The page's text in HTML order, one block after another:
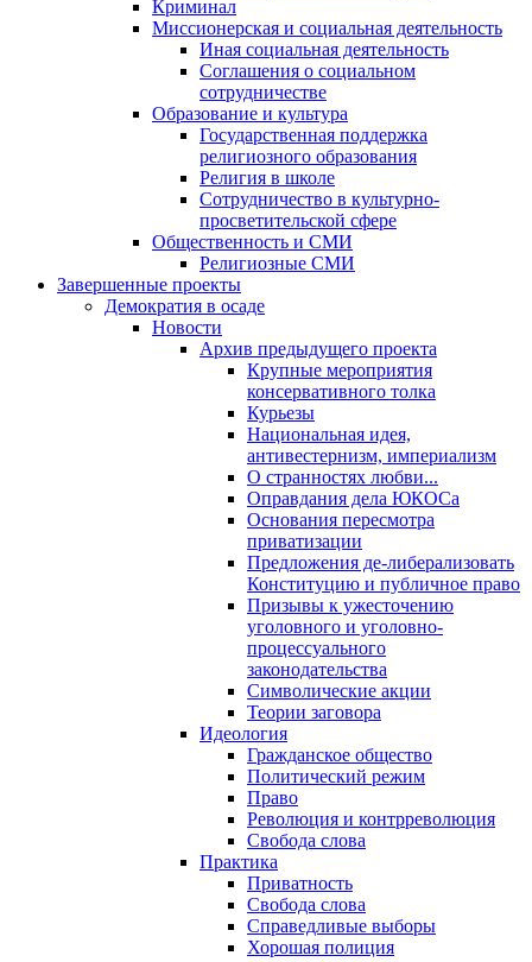
Криминал
Миссионерская и социальная деятельность
Иная социальная деятельность
Соглашения о социальном
сотрудничестве
Образование и культура
Государственная поддержка
религиозного образования
Религия в школе
Сотрудничество в культурно-
просветительской сфере
Общественность и СМИ
Религиозные СМИ
Завершенные проекты
Демократия в осаде
Новости
Архив предыдущего проекта
Крупные мероприятия
консервативного толка
Курьезы
Национальная идея,
антивестернизм, империализм
О странностях любви...
Оправдания дела ЮКОСа
Основания пересмотра
приватизации
Предложения де-либерализовать
Конституцию и публичное право
Призывы к ужесточению
уголовного и уголовно-
процессуального
законодательства
Символические акции
Теории заговора
Идеология
Гражданское общество
Политический режим
Право
Революция и контрреволюция
Свобода слова
Практика
Приватность
Свобода слова
Справедливые выборы
Хорошая полиция